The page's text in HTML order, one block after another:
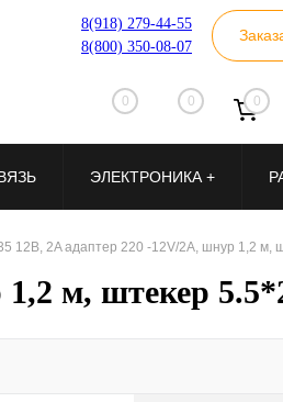
8(918) 279-44-55
8(800) 350-08-07
0 0 0
ЭЛЕКТРОНИКА +
12В, 2A адаптер 220 -12V/2A, шнур 1,2 м,
1,2 м, штекер